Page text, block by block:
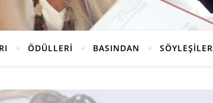
ÖDÜLLERİ BASINDAN SÖYLEŞİLER